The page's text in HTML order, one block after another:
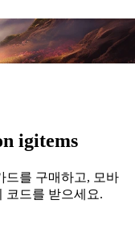
igitems
드를 구매하고, 모바
코드를 받으세요.